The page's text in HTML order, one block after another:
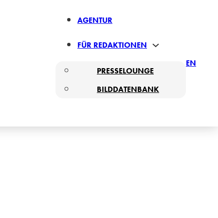
AGENTUR
FÜR REDAKTIONEN
PRESSELOUNGE
BILDDATENBANK
EN